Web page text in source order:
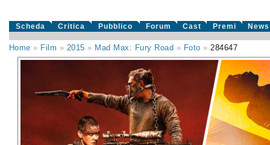
Scheda Critica Pubblico Forum Cast Premi News
Home » Film » 2015 » Mad Max: Fury Road » Foto »284647